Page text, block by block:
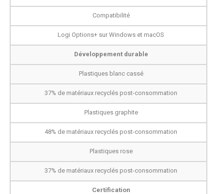
Compatibilité
Logi Options+ sur Windows et macOS
Développement durable
Plastiques blanc cassé
37% de matériaux recyclés post-consommation
Plastiques graphite
48% de matériaux recyclés post-consommation
Plastiques rose
37% de matériaux recyclés post-consommation
Certification